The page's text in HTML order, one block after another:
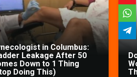
in Columbus:
Leakage After 50
Down to 1 Thing
Doing This)